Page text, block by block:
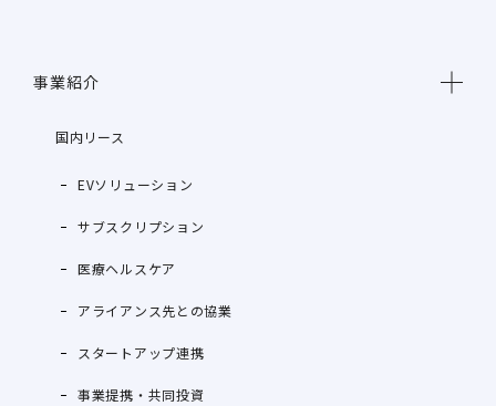
事業紹介
国内リース
EVソリューション
サブスクリプション
医療ヘルスケア
アライアンス先との協業
スタートアップ連携
事業提携・共同投資